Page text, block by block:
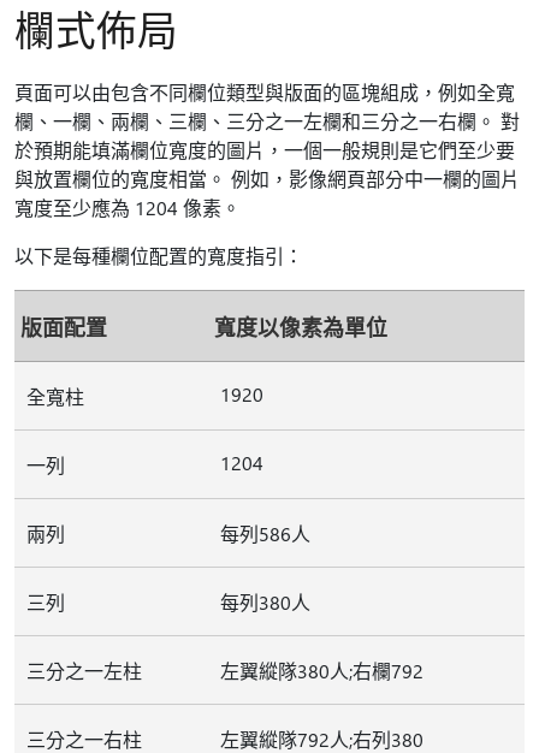
欄式佈局
頁面可以由包含不同欄位類型與版面的區塊組成，例如全寬
欄、一欄、兩欄、三欄、三分之一左欄和三分之一右欄。 對
於預期能填滿欄位寬度的圖片，一個一般規則是它們至少要
與放置欄位的寬度相當。 例如，影像網頁部分中一欄的圖片
寬度至少應為 1204 像素。
以下是每種欄位配置的寬度指引：
版面配置 寬度以像素為單位
全寬柱 1920
一列 1204
兩列 每列586人
三列 每列380人
三分之一左柱 左翼縱隊380人;右欄792
三分之一右柱 左翼縱隊792人;右列380